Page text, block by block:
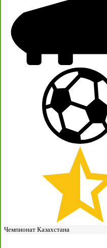
Чемпионат Казахстана